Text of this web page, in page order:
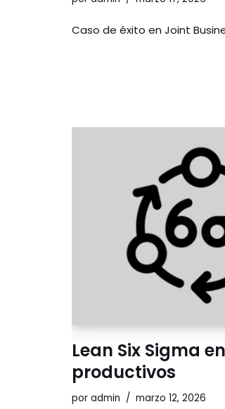
Caso de éxito en Joint
Lean Six Sigma
productivos
por admin marzo 12, 2026